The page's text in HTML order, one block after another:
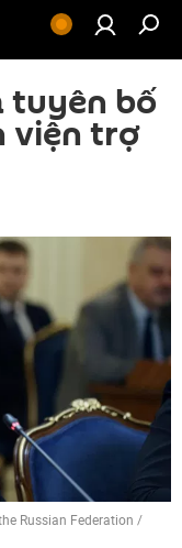
tuyên bố
viện trợ
Russian Federation /